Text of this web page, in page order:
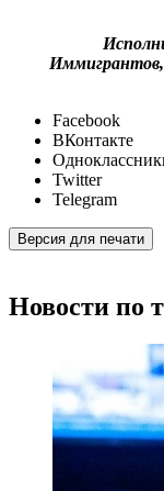
Иммигрантов,
Facebook
ВКонтакте
Twitter
Telegram
Версия для печати
Новости по